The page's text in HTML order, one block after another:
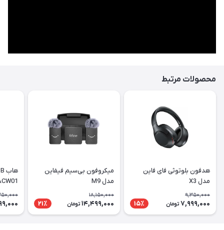
محصولات مرتبط
هدفون بلوتوثی فای فاین
مدل X3
9,350,000
7,999,000 تومان 15٪
میکروفون بی‌سیم فیفاین
مدل M9
18,150,000
14,499,000 تومان 21٪